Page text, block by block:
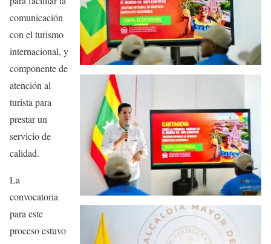
comunicación
con el turismo
internacional, y
componente de
atención al
turista para
prestar un
servicio de
calidad.
La
convocatoria
para este
proceso estuvo